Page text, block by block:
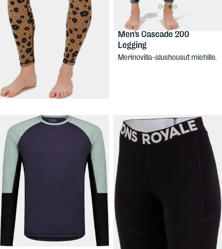
109 €
MONS ROYALE
Women's Cascade Merino
Legging
Naisten merinovilla-
alushousut, mahtava
käyttömukavuus ja räväkkä
kuosi. Slim fit.
MONS ROYALE
Men's Cascade 200
Legging
Merinovilla-alushousut miehille.